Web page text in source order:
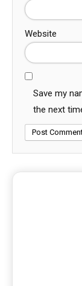
Website
Save my
the next